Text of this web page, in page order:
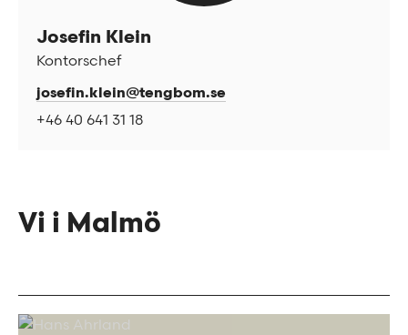
Josefin Klein
Kontorschef
josefin.klein@tengbom.se
+46 40 641 31 18
Vi i Malmö